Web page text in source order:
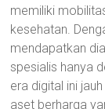
memiliki
kesehatan.
mendapatkan
spesialis hanya
era digital ini
aset berharga